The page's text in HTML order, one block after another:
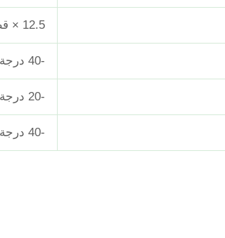
12.5 × قطر الكابل
-40 درجة مئوية ~ +70 درجة مئوية
-20 درجة مئوية ~ +60 درجة مئوية
-40 درجة مئوية ~ +70 درجة مئوية